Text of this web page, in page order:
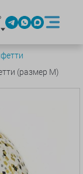
(размер М)